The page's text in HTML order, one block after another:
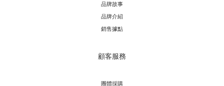
品牌故事
品牌介紹
銷售據點
顧客服務
團體採購